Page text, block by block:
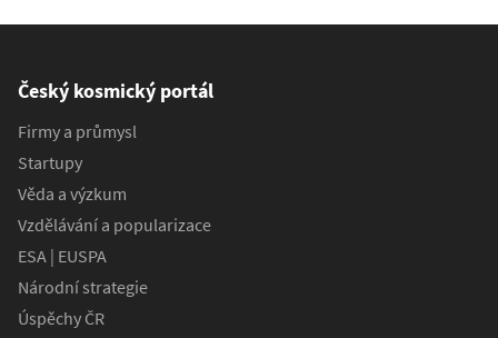
Český kosmický portál
Firmy a průmysl
Startupy
Věda a výzkum
Vzdělávání a popularizace
ESA | EUSPA
Národní strategie
Úspěchy ČR